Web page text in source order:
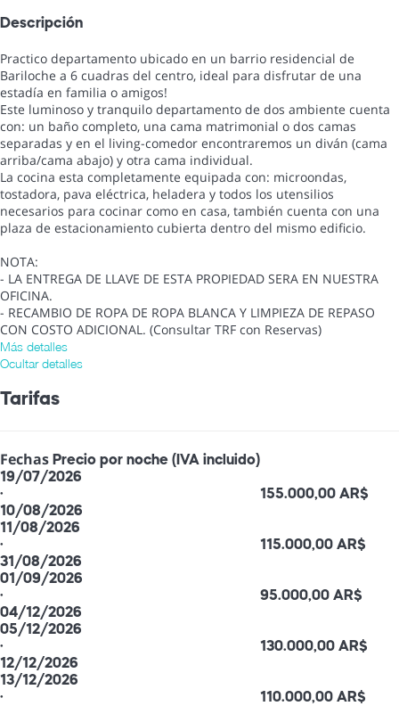
Descripción
Practico departamento ubicado en un barrio residencial de
Bariloche a 6 cuadras del centro, ideal para disfrutar de una
estadía en familia o amigos!
Este luminoso y tranquilo departamento de dos ambiente cuenta
con: un baño completo, una cama matrimonial o dos camas
separadas y en el living-comedor encontraremos un diván (cama
arriba/cama abajo) y otra cama individual.
La cocina esta completamente equipada con: microondas,
tostadora, pava eléctrica, heladera y todos los utensilios
necesarios para cocinar como en casa, también cuenta con una
plaza de estacionamiento cubierta dentro del mismo edificio.
NOTA:
- LA ENTREGA DE LLAVE DE ESTA PROPIEDAD SERA EN NUESTRA
OFICINA.
- RECAMBIO DE ROPA DE ROPA BLANCA Y LIMPIEZA DE REPASO
CON COSTO ADICIONAL. (Consultar TRF con Reservas)
Más detalles
Ocultar detalles
Tarifas
Fechas Precio por noche (IVA incluido)
19/07/2026
·
10/08/2026
155.000,00 AR$
11/08/2026
·
31/08/2026
115.000,00 AR$
01/09/2026
·
04/12/2026
95.000,00 AR$
05/12/2026
·
12/12/2026
130.000,00 AR$
13/12/2026
·
110.000,00 AR$